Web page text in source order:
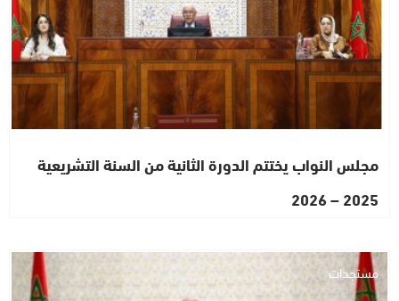
مجلس النواب يختتم الدورة الثانية من السنة التشريعية
2025 – 2026
مستجدات